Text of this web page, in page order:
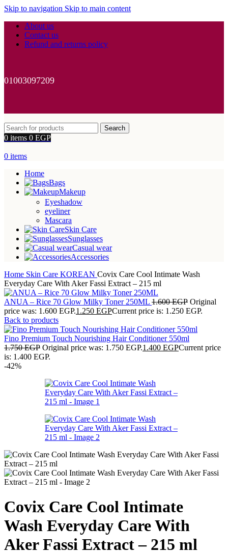
Skip to navigation Skip to main content
About us
Contact us
Refund and returns policy
01003097209
Search
0 items 0 EGP
0 items
Home
Bags
Makeup
Eyeshadow
eyeliner
Mascara
Skin Care
Sunglasses
Casual wear
Accessories
Home Skin Care KOREAN Covix Care Cool Intimate Wash
Everyday Care With Aker Fassi Extract – 215 ml
ANUA – Rice 70 Glow Milky Toner 250ML 1.600EGP Original
price was: 1.600 EGP.1.250 EGPCurrent price is: 1.250 EGP.
Back to products
Fino Premium Touch Nourishing Hair Conditioner 550ml
1.750EGP Original price was: 1.750 EGP.1.400 EGPCurrent price
is: 1.400 EGP.
-42%
Covix Care Cool Intimate
Wash Everyday Care With
Aker Fassi Extract – 215 ml